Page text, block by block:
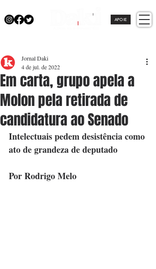
APOIE
Em carta, grupo apela a
Molon pela retirada de
candidatura ao Senado
Jornal Daki
4 de jul. de 2022
Intelectuais pedem desistência como
ato de grandeza de deputado
Por Rodrigo Melo